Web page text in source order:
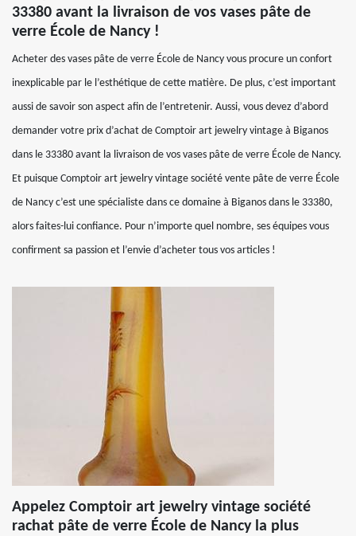
33380 avant la livraison de vos vases pâte de
verre École de Nancy !
Acheter des vases pâte de verre École de Nancy vous procure un confort
inexplicable par le l’esthétique de cette matière. De plus, c’est important
aussi de savoir son aspect afin de l’entretenir. Aussi, vous devez d’abord
demander votre prix d’achat de Comptoir art jewelry vintage à Biganos
dans le 33380 avant la livraison de vos vases pâte de verre École de Nancy.
Et puisque Comptoir art jewelry vintage société vente pâte de verre École
de Nancy c’est une spécialiste dans ce domaine à Biganos dans le 33380,
alors faites-lui confiance. Pour n’importe quel nombre, ses équipes vous
confirment sa passion et l’envie d’acheter tous vos articles !
Appelez Comptoir art jewelry vintage société
rachat pâte de verre École de Nancy la plus